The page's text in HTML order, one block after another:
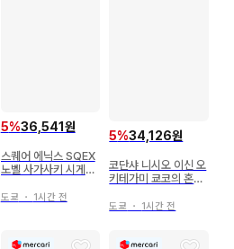
5%36,541원
스퀘어 에닉스 SQEX
노벨 사가사키 시게루
되다 ~그저 시골의 검
도쿄 ・ 1시간 전
5%34,126원
코단샤 니시오 이신 오
키테가미 쿄코의 혼인
도쿄 ・ 1시간 전